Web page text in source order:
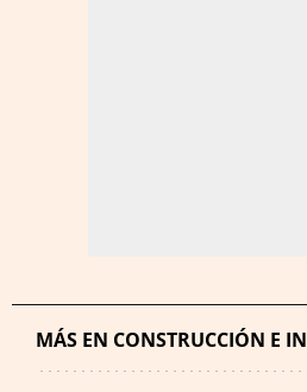
MÁS EN CONSTRUCCIÓN E